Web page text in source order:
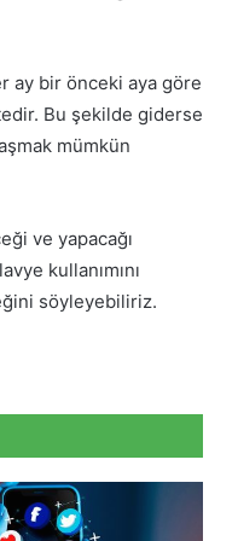
ay bir önceki aya göre
Bu şekilde giderse
mümkün
ve yapacağı
kullanımını
söyleyebiliriz.